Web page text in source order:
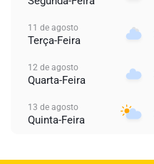
11 de agosto
Terça-Feira
12 de agosto
Quarta-Feira
13 de agosto
Quinta-Feira